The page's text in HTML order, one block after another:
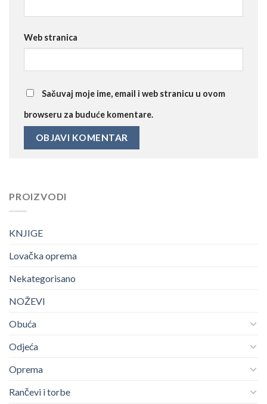
Web stranica
Sačuvaj moje ime, email i web stranicu u ovom
browseru za buduće komentare.
PROIZVODI
KNJIGE
Lovačka oprema
Nekategorisano
NOŽEVI
Obuća
Odjeća
Oprema
Rančevi i torbe